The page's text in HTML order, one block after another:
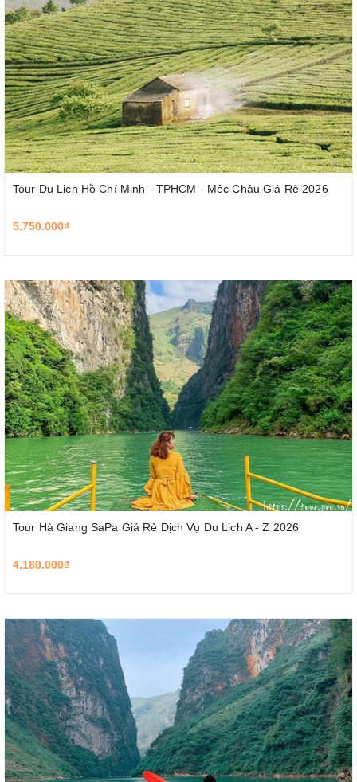
Tour Du Lịch Hồ Chí Minh - TPHCM - Mộc Châu Giá Rẻ 2026
5.750.000₫
Tour Hà Giang SaPa Giá Rẻ Dịch Vụ Du Lịch A - Z 2026
4.180.000₫